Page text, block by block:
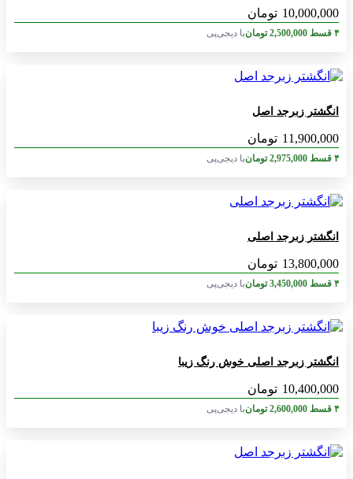
10,000,000 تومان
۴ قسط 2,500,000 تومانبا دیجی‌پی
انگشتر زبرجد اصل
11,900,000 تومان
۴ قسط 2,975,000 تومانبا دیجی‌پی
انگشتر زبرجد اصلی
13,800,000 تومان
۴ قسط 3,450,000 تومانبا دیجی‌پی
انگشتر زبرجد اصلی خوش رنگ زیبا
10,400,000 تومان
۴ قسط 2,600,000 تومانبا دیجی‌پی